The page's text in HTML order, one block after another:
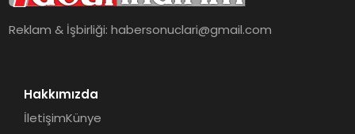
Reklam & İşbirliği:habersonuclari@gmail.com
Hakkımızda
İletişimKünye